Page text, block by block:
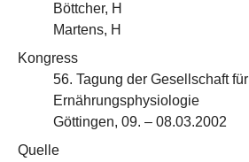
Böttcher, H
Martens, H
Kongress
56. Tagung der Gesellschaft für
Ernährungsphysiologie
Göttingen, 09. – 08.03.2002
Quelle